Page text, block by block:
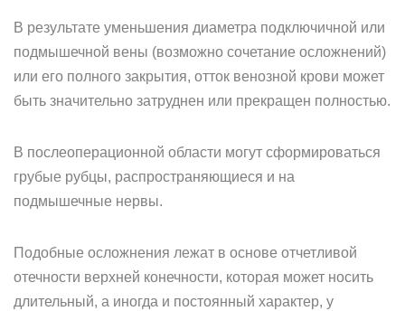
В результате уменьшения диаметра подключичной или
подмышечной вены (возможно сочетание осложнений)
или его полного закрытия, отток венозной крови может
быть значительно затруднен или прекращен полностью.
В послеоперационной области могут сформироваться
грубые рубцы, распространяющиеся и на
подмышечные нервы.
Подобные осложнения лежат в основе отчетливой
отечности верхней конечности, которая может носить
длительный, а иногда и постоянный характер, у